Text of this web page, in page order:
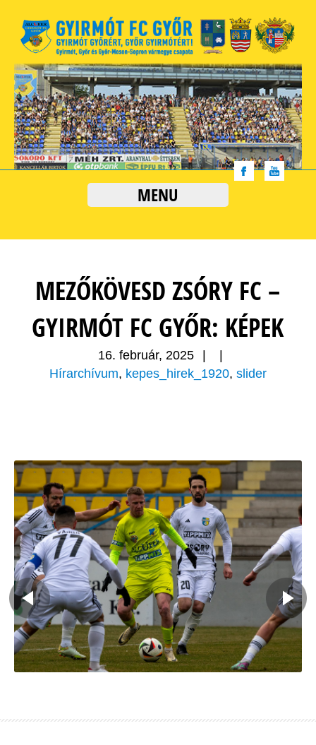
MENU
MEZŐKÖVESD ZSÓRY FC –
GYIRMÓT FC GYŐR: KÉPEK
16. február, 2025
Hírarchívum, kepes_hirek_1920, slider